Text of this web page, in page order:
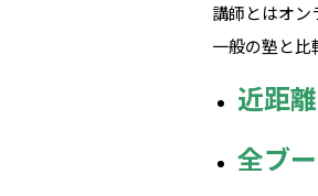
講師とはオン
一般の塾と比
近距
全ブ